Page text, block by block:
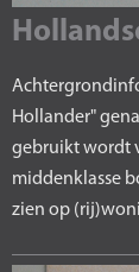
Hollander"
gebruikt wordt
middenklasse
zien op